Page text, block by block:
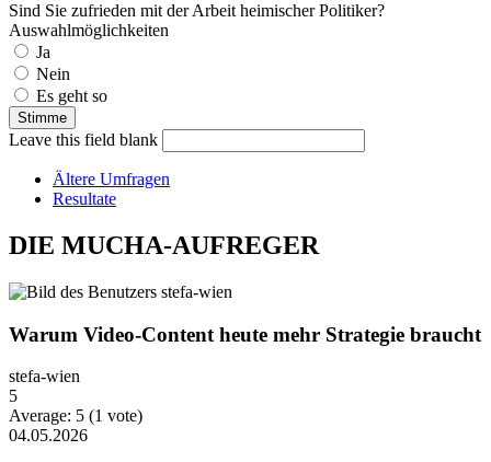
Sind Sie zufrieden mit der Arbeit heimischer Politiker?
Auswahlmöglichkeiten
Ja
Nein
Es geht so
Leave this field blank
Ältere Umfragen
Resultate
DIE MUCHA-AUFREGER
Warum Video-Content heute mehr Strategie braucht
stefa-wien
5
Average: 5 (1 vote)
04.05.2026